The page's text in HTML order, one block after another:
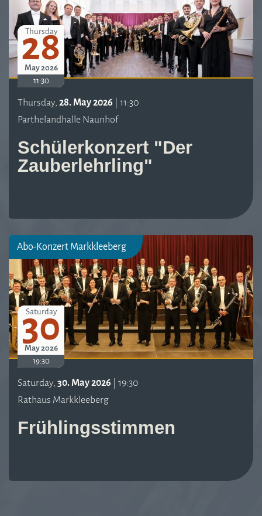
Thursday
28
May 2026
11:30
Thursday, 28. May 2026 | 11:30
Parthelandhalle Naunhof
Schülerkonzert "Der
Zauberlehrling"
Abo-Konzert Markkleeberg
Saturday
30
May 2026
19:30
Saturday, 30. May 2026 | 19:30
Rathaus Markkleeberg
Frühlingsstimmen